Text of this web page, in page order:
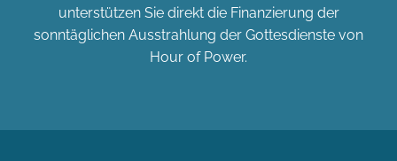
unterstützen Sie direkt die Finanzierung der
sonntäglichen Ausstrahlung der Gottesdienste von
Hour of Power.